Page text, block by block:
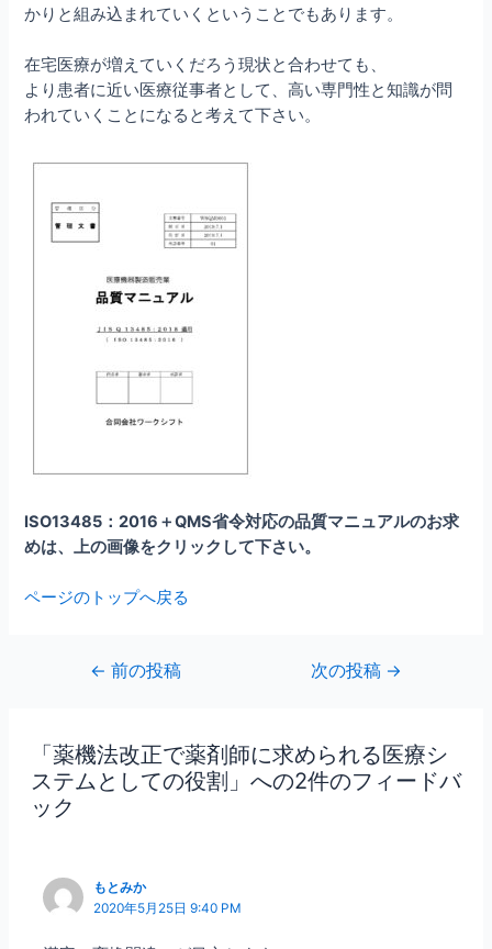
かりと組み込まれていくということでもあります。
在宅医療が増えていくだろう現状と合わせても、
より患者に近い医療従事者として、高い専門性と知識が問
われていくことになると考えて下さい。
ISO13485：2016＋QMS省令対応の品質マニュアルのお求
めは、上の画像をクリックして下さい。
ページのトップへ戻る
ビ
ゲ
ー
シ
← 前の投稿 次の投稿 →
「薬機法改正で薬剤師に求められる医療シ
ステムとしての役割」への2件のフィードバ
ック
もとみか
2020年5月25日 9:40 PM